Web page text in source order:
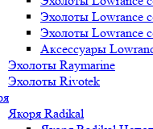
Эхолоты Lowrance
Эхолоты Lowrance
Аксессуары
Эхолоты Raymarine
Эхолоты Rivotek
Якоря Radikal